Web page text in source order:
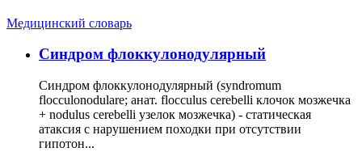
Медицинский словарь
Cиндром флоккулонодулярный
Синдром флоккулонодулярный (syndromum
flocculonodulare; анат. flocculus cerebelli клочок мозжечка
+ nodulus cerebelli узелок мозжечка) - статическая
атаксия с нарушением походки при отсутствии
гипотон...